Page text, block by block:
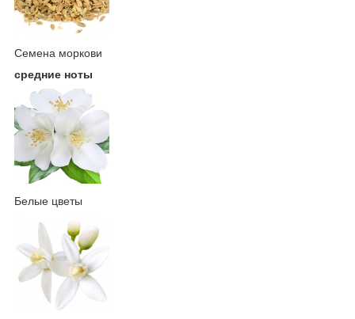
Семена моркови
средние ноты
Белые цветы